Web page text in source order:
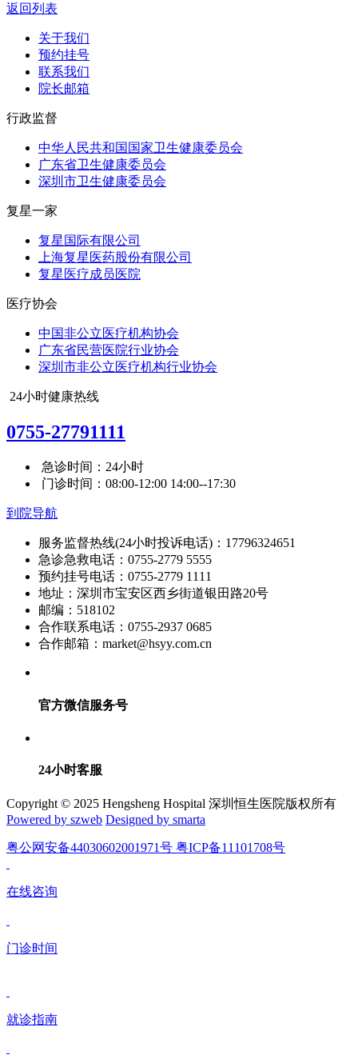
返回列表
关于我们
预约挂号
联系我们
院长邮箱
行政监督
中华人民共和国国家卫生健康委员会
广东省卫生健康委员会
深圳市卫生健康委员会
复星一家
复星国际有限公司
上海复星医药股份有限公司
复星医疗成员医院
医疗协会
中国非公立医疗机构协会
广东省民营医院行业协会
深圳市非公立医疗机构行业协会
24小时健康热线
0755-27791111
急诊时间：24小时
门诊时间：08:00-12:00 14:00--17:30
到院导航
服务监督热线(24小时投诉电话)：17796324651
急诊急救电话：0755-2779 5555
预约挂号电话：0755-2779 1111
地址：深圳市宝安区西乡街道银田路20号
邮编：518102
合作联系电话：0755-2937 0685
合作邮箱：market@hsyy.com.cn
官方微信服务号
24小时客服
Copyright © 2025 Hengsheng Hospital 深圳恒生医院版权所有
Powered by szweb Designed by smarta
粤公网安备44030602001971号 粤ICP备11101708号
在线咨询
门诊时间
就诊指南